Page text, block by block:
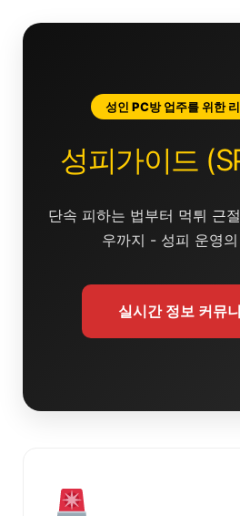
성인 PC방 업주를 위한
성피가이드
단속 피하는 법부터 먹튀 근
우까지 - 성피 운영
실시간 정보 커뮤